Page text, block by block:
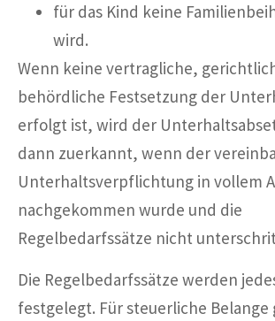
für das Kind keine
wird.
Wenn keine vertragliche,
behördliche Festsetzung der
erfolgt ist, wird der
dann zuerkannt, wenn der
Unterhaltsverpflichtung in vollem
nachgekommen wurde und die
Regelbedarfssätze nicht
Die Regelbedarfssätze werden
festgelegt. Für steuerliche